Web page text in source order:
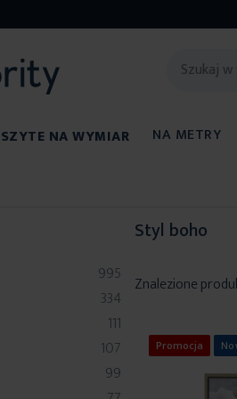
SZYTE NA WYMIAR NA METRY
Styl boho
Znalezione
Promocja
995
produkty
334
produkty
111
produkty
107
produkty
99
produkty